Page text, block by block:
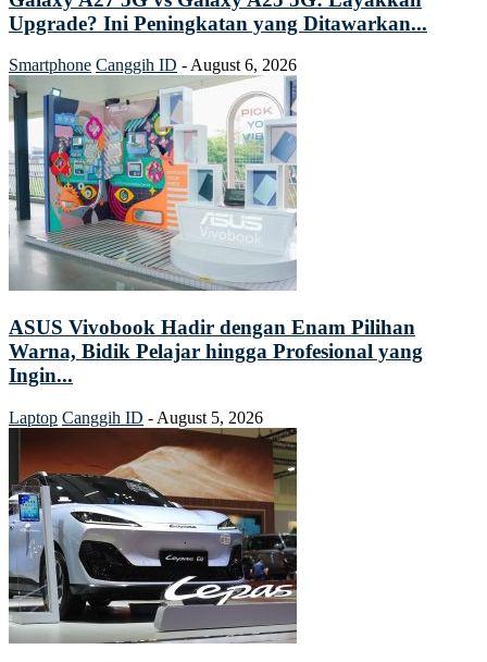
Upgrade? Ini Peningkatan yang Ditawarkan...
Smartphone Canggih ID -August 6, 2026
ASUS Vivobook Hadir dengan Enam Pilihan
Warna, Bidik Pelajar hingga Profesional yang
Ingin...
Laptop Canggih ID - August 5, 2026